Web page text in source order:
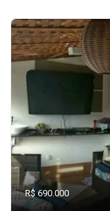
R$ 690.000